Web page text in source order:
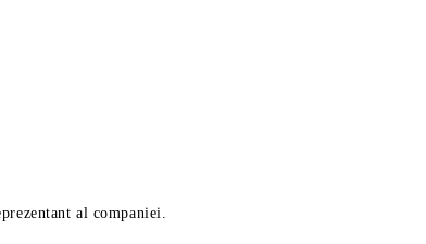
al companiei.